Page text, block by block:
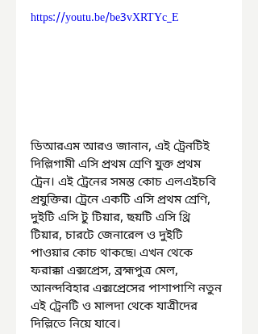
https://youtu.be/be3vXRTYc_E
ডিআরএম আরও জানান, এই ট্রেনটিই
দিল্লিগামী এসি প্রথম শ্রেণি যুক্ত প্রথম
ট্রেন। এই ট্রেনের সমস্ত কোচ এলএইচবি
প্রযুক্তির৷ ট্রেনে একটি এসি প্রথম শ্রেণি,
দুইটি এসি টু টিয়ার, ছয়টি এসি থ্রি
টিয়ার, চারটে জেনারেল ও দুইটি
পাওয়ার কোচ থাকছে৷ এখন থেকে
ফরাক্কা এক্সপ্রেস, ব্রহ্মপুত্র মেল,
আনন্দবিহার এক্সপ্রেসের পাশাপাশি নতুন
এই ট্রেনটি ও মালদা থেকে যাত্রীদের
দিল্লিতে নিয়ে যাবে।